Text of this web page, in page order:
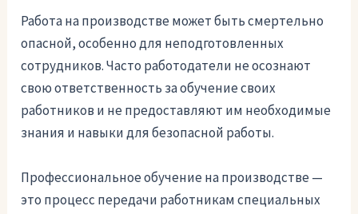
Работа на производстве может быть смертельно
опасной, особенно для неподготовленных
сотрудников. Часто работодатели не осознают
свою ответственность за обучение своих
работников и не предоставляют им необходимые
знания и навыки для безопасной работы.
Профессиональное обучение на производстве —
это процесс передачи работникам специальных